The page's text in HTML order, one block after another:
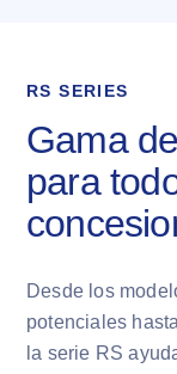
RS SERIES
Gama
para
Desde los
potenciales
la serie RS